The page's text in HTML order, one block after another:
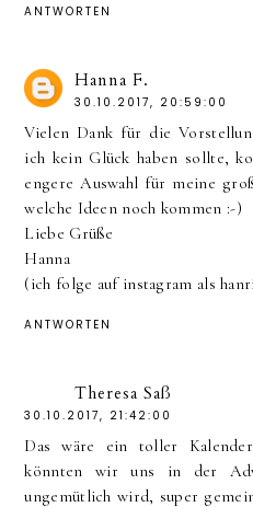
ANTWORTEN
Hanna F.
30.10.2017, 20:59:00
Vielen Dank für die
ich kein Glück haben sollte,
engere Auswahl für meine
welche Ideen noch kommen :-)
Liebe Grüße
Hanna
(ich folge auf instagram als
ANTWORTEN
Theresa Saß
30.10.2017, 21:42:00
Das wäre ein toller
könnten wir uns in der
ungemütlich wird, super